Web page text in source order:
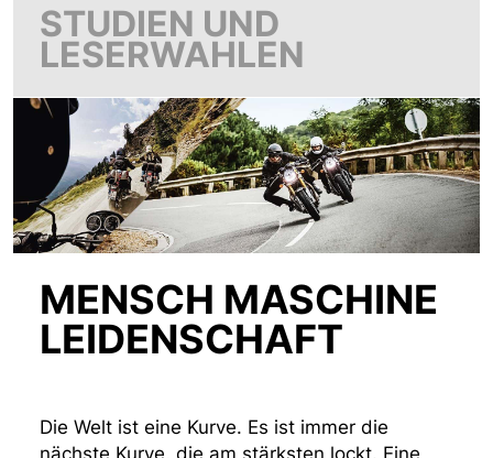
STUDIEN UND
LESERWAHLEN
MENSCH MASCHINE
LEIDENSCHAFT
Die Welt ist eine Kurve. Es ist immer die